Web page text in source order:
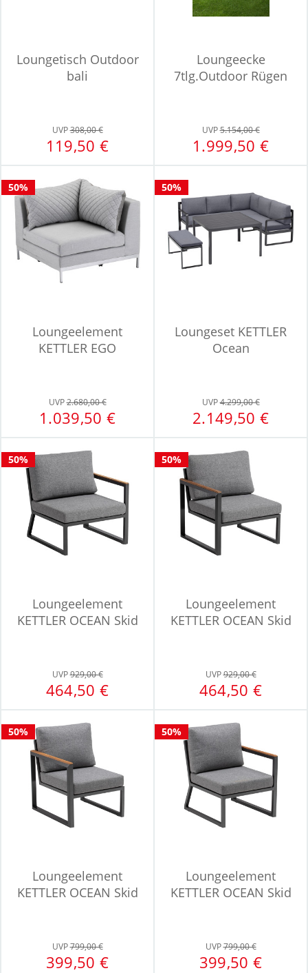
Loungetisch Outdoor
bali
UVP308,00 €
119,50 €
Loungeecke
7tlg.Outdoor Rügen
UVP5.154,00 €
1.999,50 €
50%
Loungeelement
KETTLER EGO
UVP2.680,00 €
1.039,50 €
50%
Loungeset KETTLER
Ocean
UVP4.299,00 €
2.149,50 €
50%
Loungeelement
KETTLER OCEAN Skid
UVP929,00 €
464,50 €
50%
Loungeelement
KETTLER OCEAN Skid
UVP929,00 €
464,50 €
50%
Loungeelement
KETTLER OCEAN Skid
UVP799,00 €
399,50 €
50%
Loungeelement
KETTLER OCEAN Skid
UVP799,00 €
399,50 €